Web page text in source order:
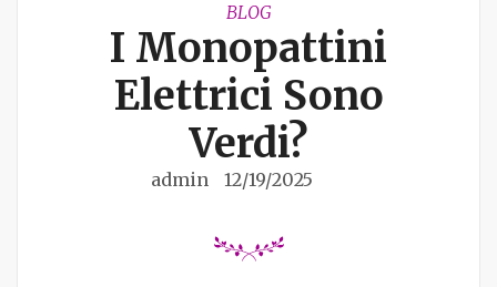
BLOG
I Monopattini
Elettrici Sono
Verdi?
admin 12/19/2025